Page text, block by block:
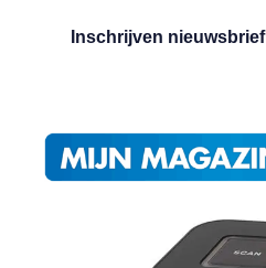
Inschrijven nieuwsbrief